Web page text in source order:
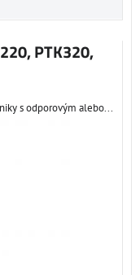
PTK320,
s odporovým alebo...